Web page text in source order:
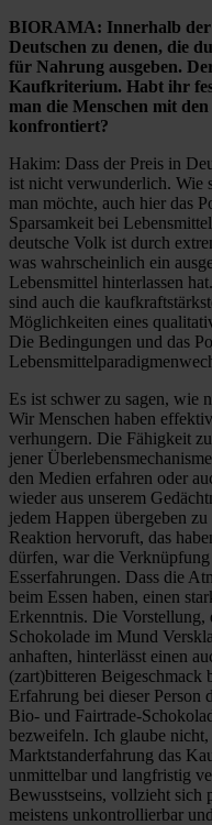
BIORAMA: Innerhalb der
Deutschen zu denen, die
für Nahrung ausgeben.
Kaufkriterium. Habt ihr
man die Menschen mit
konfrontiert?
Hakim: Dass der Preis in
ist nicht verwunderlich. Wie
man möchte, auch hier das
Sparsamkeit bei
deutsche Volk ist durch
was wahrscheinlich ein
Lebensmittel hinterlassen
sind auch die
Möglichkeiten eines
Die Bedingungen und das
Es ist schwer zu sagen, wie
Wir Menschen haben
verhungern. Die Fähigkeit
jener
den Medien erfahren oder
wieder aus unserem
jedem Happen übergeben
Reaktion hervoruft, das
dürfen, war die
Esserfahrungen. Dass die
beim Essen haben, einen
Erkenntnis. Die Vorstellung,
Schokolade im Mund
anhaften, hinterlässt einen
(zart)bitteren Beigeschmack
Erfahrung bei dieser Person
Bio- und Fairtrade-
bezweifeln. Ich glaube
Marktstanderfahrung das
unmittelbar und langfristig
Bewusstseins, vollzieht sich
meistens unkontrollierbar